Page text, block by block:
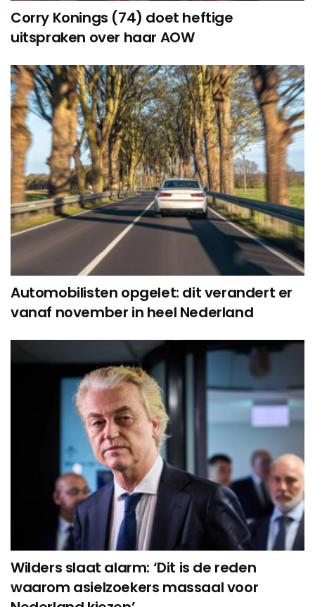
Corry Konings (74) doet heftige
uitspraken over haar AOW
Automobilisten opgelet: dit verandert er
vanaf november in heel Nederland
Wilders slaat alarm: ‘Dit is de reden
waarom asielzoekers massaal voor